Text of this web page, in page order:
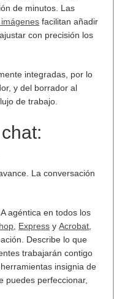
de minutos. Las
facilitan añadir
con precisión los
integradas, por lo
y del borrador al
de trabajo.
La conversación
agéntica en todos los
Express yAcrobat
Describe lo que
trabajarán contigo
insignia de
puedes perfeccionar,